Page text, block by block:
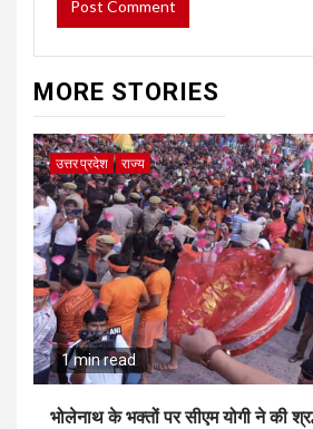
MORE STORIES
उत्तर प्रदेश राज्य
1 min read
भोलेनाथ के भक्तों पर सीएम योगी ने की